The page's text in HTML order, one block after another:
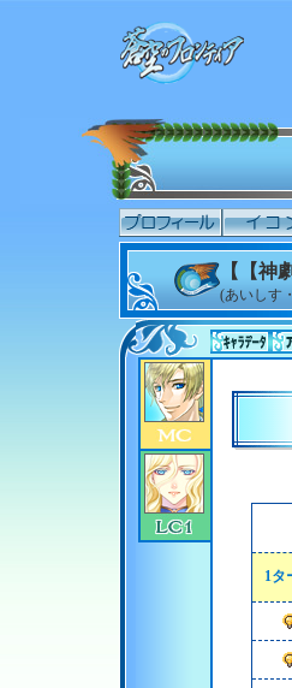
【【神
(あいしす
1タ